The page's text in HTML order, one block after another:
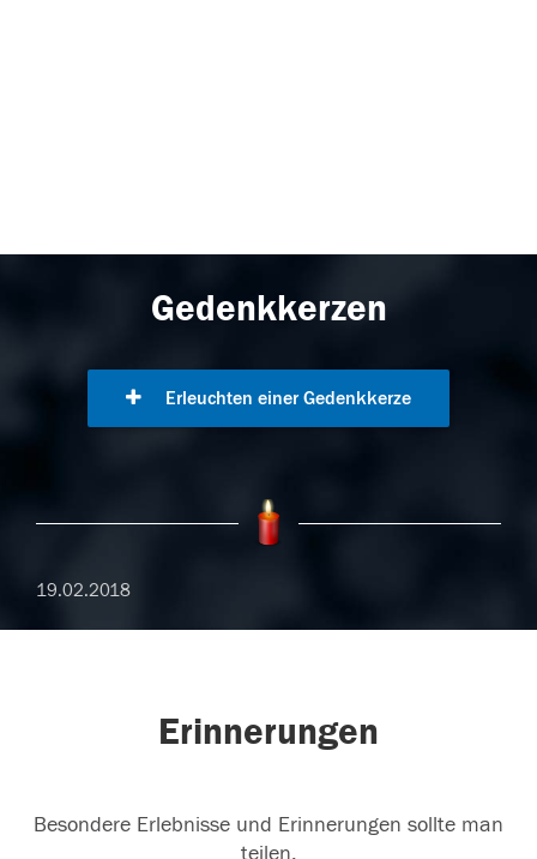
Gedenkkerzen
Erleuchten einer Gedenkkerze
19.02.2018
Erinnerungen
Besondere Erlebnisse und Erinnerungen sollte man
teilen.